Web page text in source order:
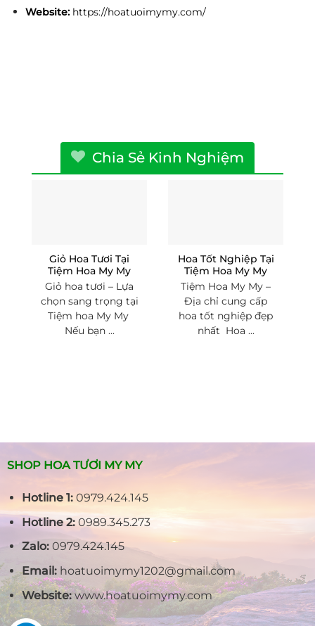
Website: https://hoatuoimymy.com/
Chia Sẻ Kinh Nghiệm
Giỏ Hoa Tươi Tại
Tiệm Hoa My My
Giỏ hoa tươi – Lựa
chọn sang trọng tại
Tiệm hoa My My
Nếu bạn ...
Hoa Tốt Nghiệp Tại
Tiệm Hoa My My
Tiệm Hoa My My –
Địa chỉ cung cấp
hoa tốt nghiệp đẹp
nhất Hoa ...
SHOP HOA TƯƠI MY MY
Hotline 1:0979.424.145
Hotline 2:0989.345.273
Zalo:0979.424.145
Email:hoatuoimymy1202@gmail.com
Website:www.hoatuoimymy.com